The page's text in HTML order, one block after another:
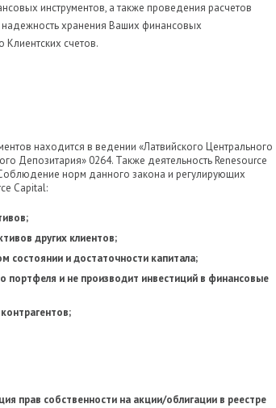
инструментов, а также проведения расчетов
хранения Ваших финансовых
счетов.
находится в ведении «Латвийского Центрального
Депозитария» 0264. Также деятельность Renesource
норм данного закона и регулирующих
Capital:
других клиентов;
состоянии и достаточности капитала;
портфеля и не производит инвестиций в финансовые
прав собственности на акции/облигации в реестре